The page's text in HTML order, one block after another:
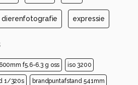
dierenfotografie expressie
f5.6-6.3 g oss iso 3200
1/320s brandpuntafstand 541mm